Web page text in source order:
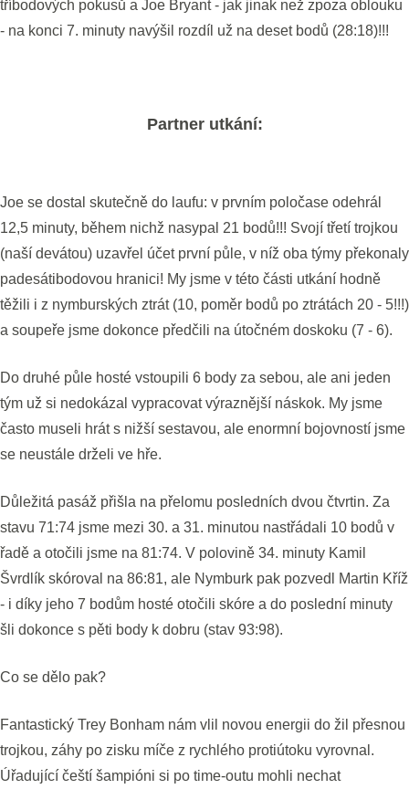
tříbodových pokusů a Joe Bryant - jak jinak než zpoza oblouku
- na konci 7. minuty navýšil rozdíl už na deset bodů (28:18)!!!
Partner utkání:
Joe se dostal skutečně do laufu: v prvním poločase odehrál
12,5 minuty, během nichž nasypal 21 bodů!!! Svojí třetí trojkou
(naší devátou) uzavřel účet první půle, v níž oba týmy překonaly
padesátibodovou hranici! My jsme v této části utkání hodně
těžili i z nymburských ztrát (10, poměr bodů po ztrátách 20 - 5!!!)
a soupeře jsme dokonce předčili na útočném doskoku (7 - 6).
Do druhé půle hosté vstoupili 6 body za sebou, ale ani jeden
tým už si nedokázal vypracovat výraznější náskok. My jsme
často museli hrát s nižší sestavou, ale enormní bojovností jsme
se neustále drželi ve hře.
Důležitá pasáž přišla na přelomu posledních dvou čtvrtin. Za
stavu 71:74 jsme mezi 30. a 31. minutou nastřádali 10 bodů v
řadě a otočili jsme na 81:74. V polovině 34. minuty Kamil
Švrdlík skóroval na 86:81, ale Nymburk pak pozvedl Martin Kříž
- i díky jeho 7 bodům hosté otočili skóre a do poslední minuty
šli dokonce s pěti body k dobru (stav 93:98).
Co se dělo pak?
Fantastický Trey Bonham nám vlil novou energii do žil přesnou
trojkou, záhy po zisku míče z rychlého protiútoku vyrovnal.
Úřadující čeští šampióni si po time-outu mohli nechat